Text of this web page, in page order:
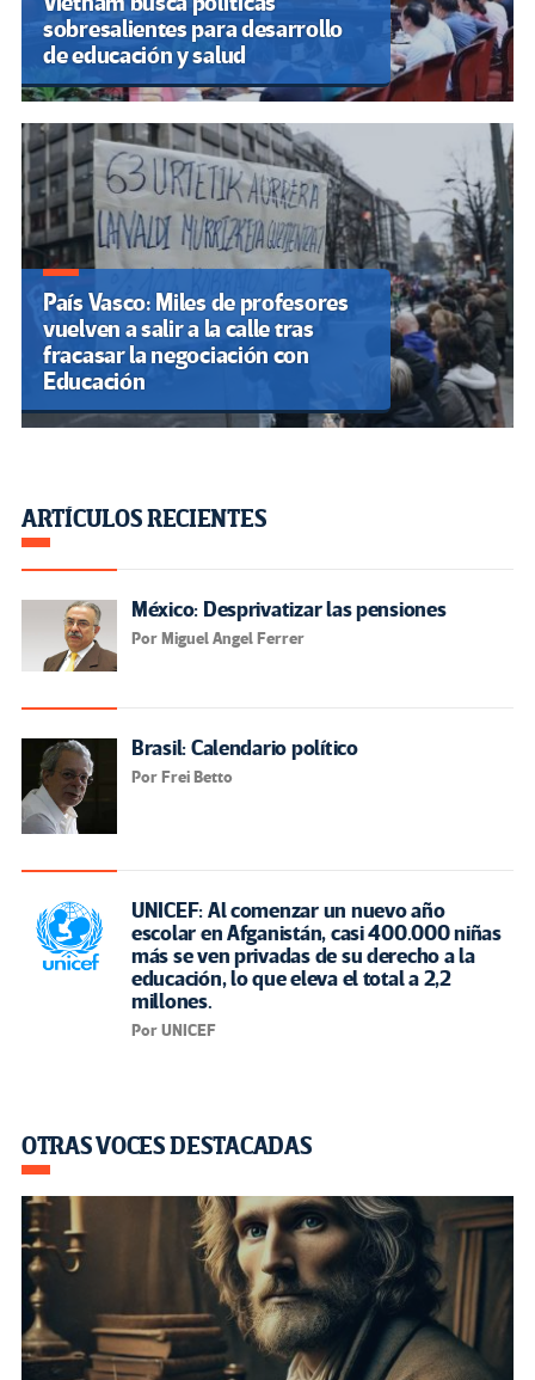
sobresalientes para desarrollo
de educación y salud
País Vasco: Miles de profesores
vuelven a salir a la calle tras
fracasar la negociación con
Educación
ARTÍCULOS RECIENTES
México: Desprivatizar las pensiones
Por Miguel Angel Ferrer
Brasil: Calendario político
Por Frei Betto
UNICEF: Al comenzar un nuevo año
escolar en Afganistán, casi 400.000 niñas
más se ven privadas de su derecho a la
educación, lo que eleva el total a 2,2
millones.
Por UNICEF
OTRAS VOCES DESTACADAS